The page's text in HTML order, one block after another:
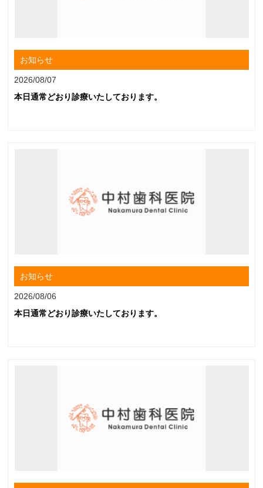
お知らせ
2026/08/07
本日通常どおり診療いたしております。
お知らせ
2026/08/06
本日通常どおり診療いたしております。